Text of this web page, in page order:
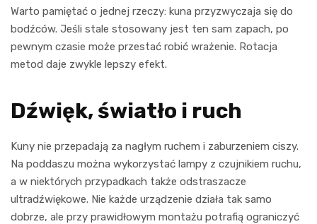
Warto pamiętać o jednej rzeczy: kuna przyzwyczaja się do
bodźców. Jeśli stale stosowany jest ten sam zapach, po
pewnym czasie może przestać robić wrażenie. Rotacja
metod daje zwykle lepszy efekt.
Dźwięk, światło i ruch
Kuny nie przepadają za nagłym ruchem i zaburzeniem ciszy.
Na poddaszu można wykorzystać lampy z czujnikiem ruchu,
a w niektórych przypadkach także odstraszacze
ultradźwiękowe. Nie każde urządzenie działa tak samo
dobrze, ale przy prawidłowym montażu potrafią ograniczyć